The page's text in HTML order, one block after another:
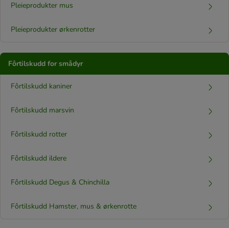
Pleieprodukter mus
Pleieprodukter ørkenrotter
Fôrtilskudd for smådyr
Fôrtilskudd kaniner
Fôrtilskudd marsvin
Fôrtilskudd rotter
Fôrtilskudd ildere
Fôrtilskudd Degus & Chinchilla
Fôrtilskudd Hamster, mus & ørkenrotte